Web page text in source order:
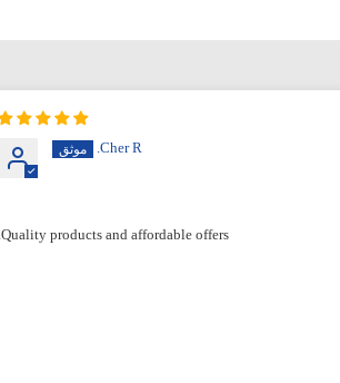
Cher R.
Quality products and affordable offers.